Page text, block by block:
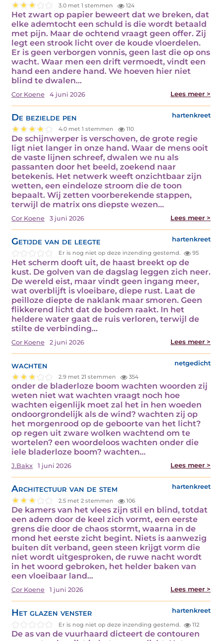
3.0 met 1 stemmen 124
Het zwart op papier beweert dat we breken, dat
elke ademtocht een schuld is die wordt betaald
met pijn. Maar de ochtend vraagt geen offer. Zij
legt een strook licht over de koude vloerdelen.
Er is geen verborgen vonnis, geen last die op ons
wacht. Waar men een drift vermoedt, vindt een
hand een andere hand. We hoeven hier niet
blind te dwalen…
Cor Koene 4 juni 2026 Lees meer >
De bezielde pen hartenkreet
4.0 met 1 stemmen 110
De schijnwerper is verschoven, de grote regie
ligt niet langer in onze hand. Waar de mens ooit
de vaste lijnen schreef, dwalen we nu als
passanten door het beeld, zoekend naar
betekenis. Het netwerk weeft onzichtbaar zijn
wetten, een eindeloze stroom die de toon
bepaalt. Wij zetten voorberekende stappen,
terwijl de matrix ons diepste wezen…
Cor Koene 3 juni 2026 Lees meer >
Getijde van de leegte hartenkreet
Er is nog niet op deze inzending gestemd. 95
Het scherm dooft uit, de haast breekt op de
kust. De golven van de dagslag leggen zich neer.
De wereld eist, maar vindt geen ingang meer,
wat overblijft is vloeibare, diepe rust. Laat de
peilloze diepte de naklank maar smoren. Geen
flikkerend licht dat de bodem raakt. In het
heldere water gaat de ruis verloren, terwijl de
stilte de verbinding…
Cor Koene 2 juni 2026 Lees meer >
wachten netgedicht
2.9 met 21 stemmen 354
onder de bladerloze boom wachten woorden zij
weten niet wat wachten vraagt noch hoe
wachten eigenlijk moet zal het in hen woeden
ondoorgrondelijk als de wind? wachten zij op
het morgenrood op de geboorte van het licht?
op regen uit zware wolken wachtend om te
wortelen? een woordeloos wachten onder die
iele bladerloze boom? wachten…
J.Bakx 1 juni 2026 Lees meer >
Architectuur van de stem hartenkreet
2.5 met 2 stemmen 106
De kamers van het vlees zijn stil en blind, totdat
een adem door de keel zich vormt, een eerste
grens die door de chaos stormt, waarna in de
mond het eerste zicht begint. Niets is aanwezig
buiten dit verband, geen steen krijgt vorm die
niet wordt uitgesproken, de ruwe nacht wordt
in het woord gebroken, het helder baken van
een vloeibaar land…
Cor Koene 1 juni 2026 Lees meer >
Het glazen venster hartenkreet
Er is nog niet op deze inzending gestemd. 112
De as van de vuurhaard dicteert de contouren